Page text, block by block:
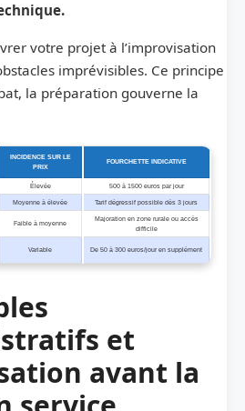
votre projet à l’improvisation
imprévisibles. Ce principe
la préparation gouverne la
INCIDENCE SUR LE
PRIX
FOURCHETTE INDICATIVE
Élevée 500 à 1500 euros par jour
Moyenne à élevée Tarif dégressif possible dès 3 jours
Faible à moyenne
Majoration en zone rurale ou accès
difficile
Variable De 50 à 300 euros/jour en supplément
et
avant la